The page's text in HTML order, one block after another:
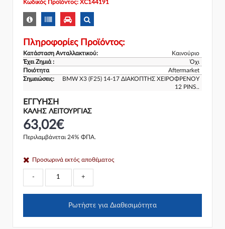
Κωδικός Προϊόντος: XC144191
Πληροφορίες Προϊόντος:
Κατάσταση Ανταλλακτικού:
Καινούριο
Έχει Ζημιά :
Όχι
Ποιότητα
Aftermarket
Σημειώσεις:
BMW X3 (F25) 14-17 ΔΙΑΚΟΠΤΗΣ ΧΕΙΡΟΦΡΕΝΟΥ
12 PINS..
ΕΓΓΎΗΣΗ
ΚΑΛΗΣ ΛΕΙΤΟΥΡΓΙΑΣ
63,02€
Περιλαμβάνεται 24% ΦΠΑ.
Προσωρινά εκτός αποθέματος
- +
Ρωτήστε για Διαθεσιμότητα